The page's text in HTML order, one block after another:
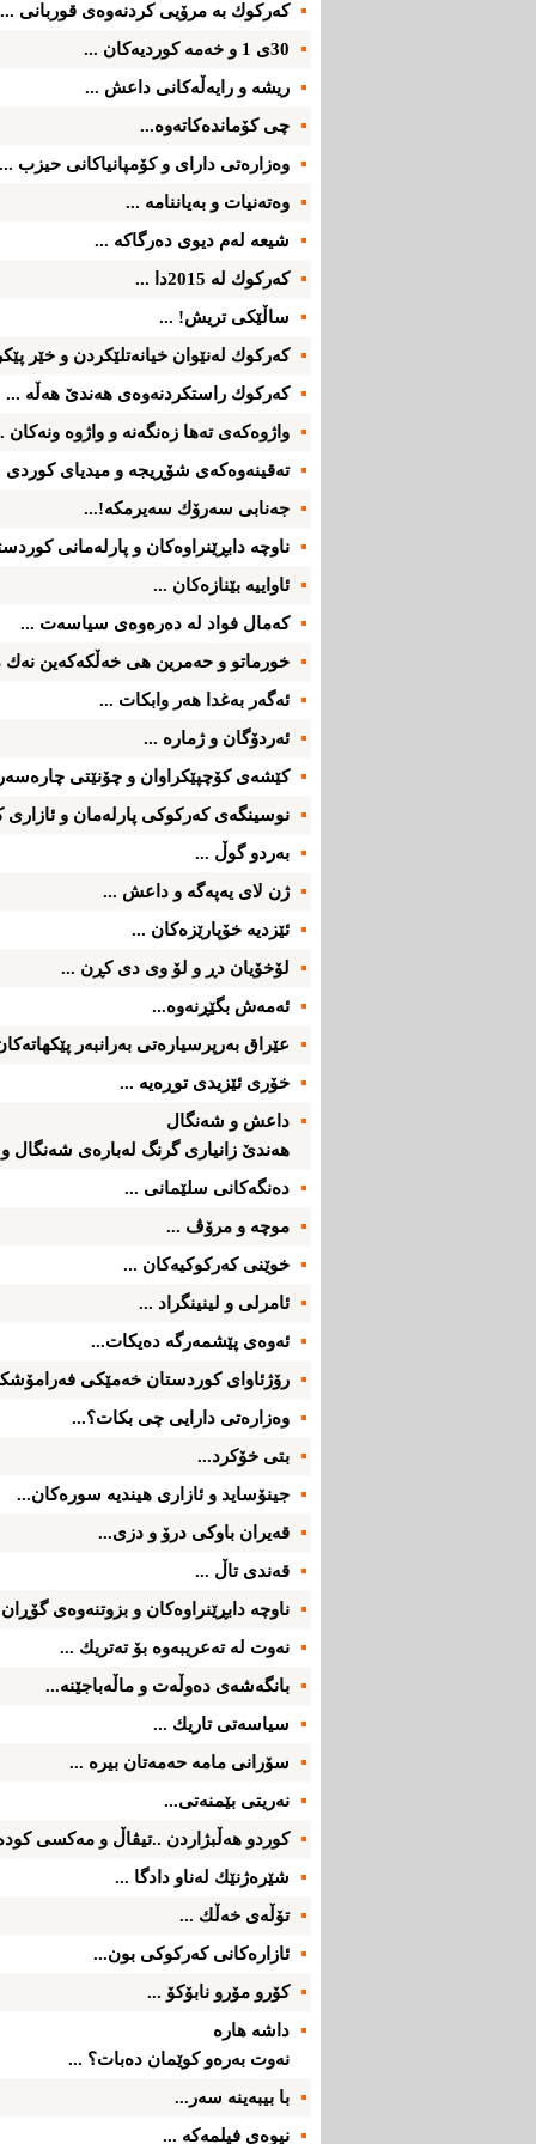
كه‌ركوك به‌ مرۆیی كردنه‌وه‌ی قوربانی ...
30ی 1 و خه‌مه‌ كوردیه‌كان ...
ریشه‌ و رایه‌ڵه‌كانی داعش ...
چی كۆمانده‌كاته‌وه‌...
وه‌زاره‌تی‌ دارای‌ و كۆمپانیاكانی‌ حیزب ...
وه‌ته‌نیات و به‌یاننامه‌ ...
شیعه‌ له‌م دیوی‌ ده‌رگاكه‌ ...
كه‌ركوك له‌ 2015دا ...
ساڵێكی‌ تریش! ...
كه‌ركوك له‌نێوان خیانه‌تلێكردن و خێر
كه‌ركوك راستكردنه‌وه‌ی‌ هه‌ندێ‌ هه‌ڵه‌ ...
واژوه‌كه‌ی ته‌ها زه‌نگه‌نه‌ و واژوه‌ ونه‌كان
ته‌قینه‌وه‌كه‌ی‌ شۆڕیجه ‌و میدیای‌ كوردی‌
جه‌نابی سه‌رۆك سه‌یرمكه‌!...
ناوچه‌ دابڕێنراوه‌كان و پارله‌مانی‌
ئاواییه‌ بێنازه‌كان ...
كه‌مال فواد له‌ ده‌ره‌وه‌ی‌ سیاسه‌ت ...
خورماتو و حه‌مرین هی‌ خه‌ڵكه‌كه‌ین نه‌ك
ئه‌گه‌ر به‌غدا هه‌ر وابكات ...
ئه‌ردۆگان و ژماره‌ ...
كێشه‌ی‌ كۆچپێكراوان و چۆنێتی‌
نوسینگه‌ی‌ كه‌ركوكی‌ پارله‌مان و ئازاری‌
به‌ردو گوڵ ...
ژن لای‌ یه‌په‌گه‌ و داعش ...
ئێزدیه‌ خۆپارێزه‌كان ...
لۆخۆیان دڕ و لۆ وی‌ دی‌ كڕن ...
ئه‌مه‌ش بگێڕنه‌وه‌...
عێراق به‌رپرسیاره‌تی‌ به‌رانبه‌ر
خۆری‌ ئێزیدی‌ توڕه‌یه‌ ...
داعش و شه‌نگال
هه‌ندێ‌ زانیاری‌ گرنگ له‌باره‌ی‌ شه‌نگال و
ده‌نگه‌كانی‌ سلێمانی‌ ...
موچه‌ و مرۆڤ ...
خوێنی‌ كه‌ركوكیه‌كان ...
ئامرلی‌ و لینینگراد ...
ئه‌وه‌ی‌ پێشمه‌رگه‌ ده‌یكات...
رۆژئاوای‌ كوردستان خه‌مێكی‌
وه‌زاره‌تی‌ دارایی‌ چی‌ بكات؟...
بتی‌ خۆكرد...
جینۆساید و ئازاری‌ هیندیه‌ سوره‌كان...
قه‌یران باوكی‌ درۆ و دزی‌...
قه‌ندی‌ تاڵ ...
ناوچه‌ دابڕێنراوه‌كان و بزوتنه‌وه‌ی‌
نه‌وت له‌ ته‌عریبه‌وه‌ بۆ ته‌تریك ...
بانگه‌شه‌ی‌ ده‌وڵه‌ت و ماڵه‌باجێنه‌...
سیاسه‌تی‌ تاریك ...
سۆرانی‌ مامه‌ حه‌مه‌تان بیره‌ ...
نه‌ریتی‌ بێمنه‌تی‌...
كوردو هه‌ڵبژاردن ..تیڤاڵ و مه‌كسی‌
شێره‌ژنێك له‌ناو دادگا ...
تۆڵه‌ی‌ خه‌ڵك ...
ئازاره‌كانی‌ كه‌ركوكی‌ بون...
كۆرو مۆرو نابۆكۆ ...
داشه‌ هاره‌
نه‌وت به‌ره‌و كوێمان ده‌بات؟ ...
با بیبه‌ینه‌ سه‌ر...
نیوه‌ی‌ فیلمه‌كه‌ ...